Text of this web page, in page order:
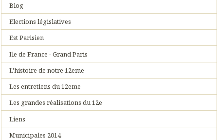
Blog
Elections législatives
Est Parisien
Ile de France - Grand Paris
L'histoire de notre 12eme
Les entretiens du 12eme
Les grandes réalisations du 12e
Liens
Municipales 2014